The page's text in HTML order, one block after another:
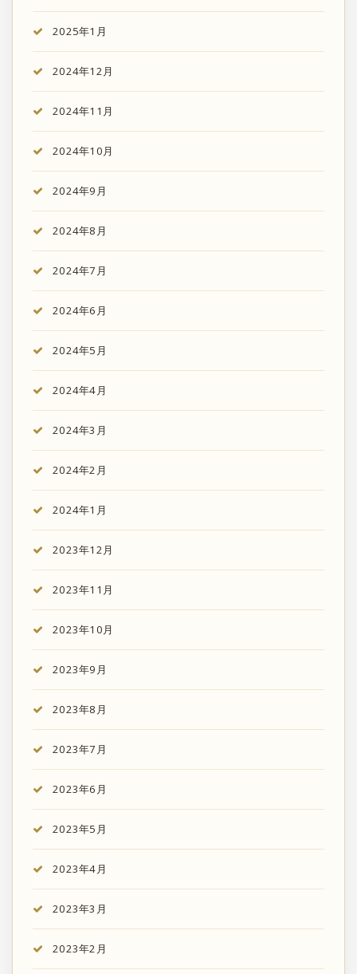
2025年1月
2024年12月
2024年11月
2024年10月
2024年9月
2024年8月
2024年7月
2024年6月
2024年5月
2024年4月
2024年3月
2024年2月
2024年1月
2023年12月
2023年11月
2023年10月
2023年9月
2023年8月
2023年7月
2023年6月
2023年5月
2023年4月
2023年3月
2023年2月